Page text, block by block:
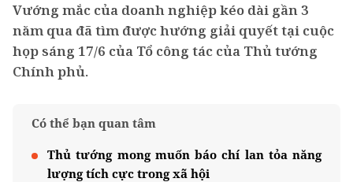
Vướng mắc của doanh nghiệp kéo dài gần 3
năm qua đã tìm được hướng giải quyết tại cuộc
họp sáng 17/6 của Tổ công tác của Thủ tướng
Chính phủ.
Có thể bạn quan tâm
Thủ tướng mong muốn báo chí lan tỏa năng
lượng tích cực trong xã hội